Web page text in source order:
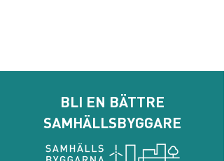
BLI EN BÄTTRE
SAMHÄLLSBYGGARE